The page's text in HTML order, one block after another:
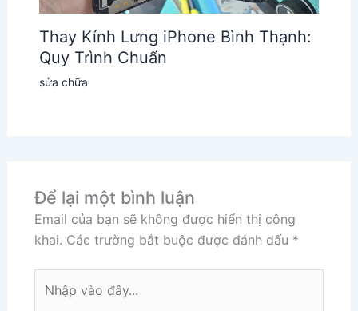
Thay Kính Lưng iPhone Bình Thạnh:
Quy Trình Chuẩn
sửa chữa
Để lại một bình luận
Email của bạn sẽ không được hiển thị công
khai. Các trường bắt buộc được đánh dấu *
vào